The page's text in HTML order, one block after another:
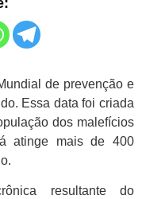
de prevenção e
Essa data foi criada
dos malefícios
atinge mais de 400
resultante do